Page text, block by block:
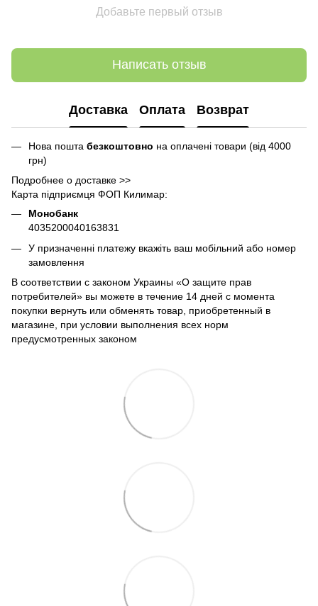
Добавьте первый отзыв
Написать отзыв
Доставка Оплата Возврат
Нова пошта безкоштовно на оплачені товари (від 4000
грн)
Подробнее о доставке >>
Карта підприємця ФОП Килимар:
Монобанк
4035200040163831
У призначенні платежу вкажіть ваш мобільний або номер
замовлення
В соответствии с законом Украины «О защите прав
потребителей» вы можете в течение 14 дней с момента
покупки вернуть или обменять товар, приобретенный в
магазине, при условии выполнения всех норм
предусмотренных законом